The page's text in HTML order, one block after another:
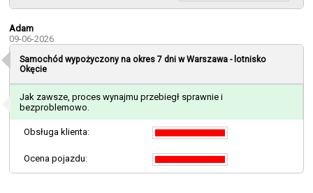
Adam
09-06-2026
Samochód wypożyczony na okres 7 dni wWarszawa - lotnisko
Okęcie
Jak zawsze, proces wynajmu przebiegł sprawnie i
bezproblemowo.
Obsługa klienta:
Ocena pojazdu: